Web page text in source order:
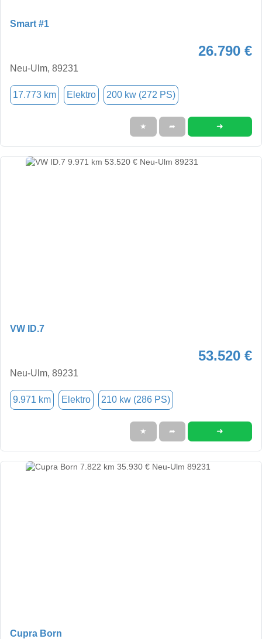
Smart #1
26.790 €
Neu-Ulm, 89231
17.773 km Elektro 200 kw (272 PS)
★ ➦ ➜
VW ID.7
53.520 €
Neu-Ulm, 89231
9.971 km Elektro 210 kw (286 PS)
★ ➦ ➜
Cupra Born